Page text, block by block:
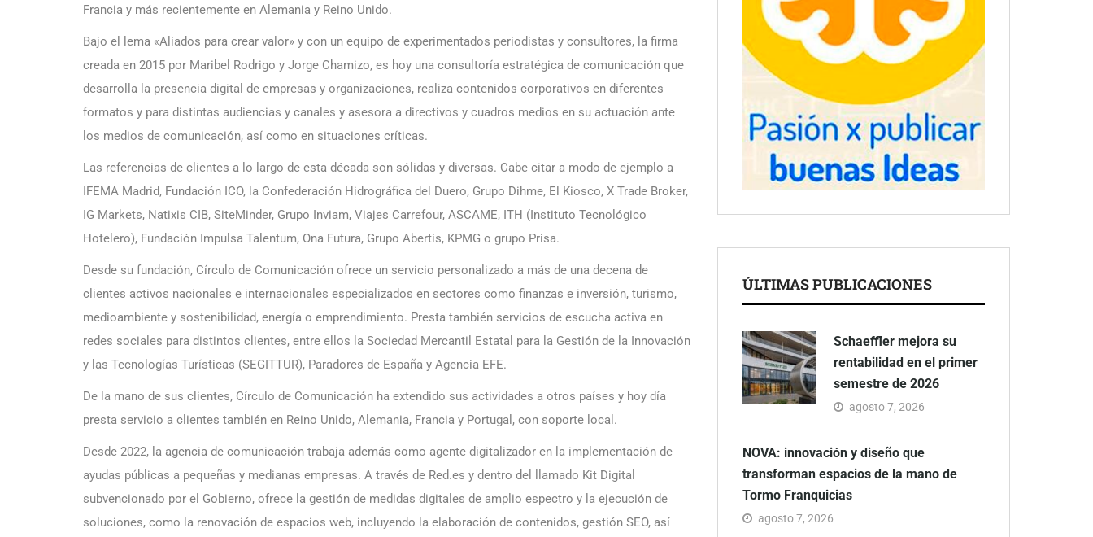
Francia y más recientemente en Alemania y Reino Unido.
Bajo el lema «Aliados para crear valor» y con un equipo de experimentados periodistas y consultores, la firma
creada en 2015 por Maribel Rodrigo y Jorge Chamizo, es hoy una consultoría estratégica de comunicación que
desarrolla la presencia digital de empresas y organizaciones, realiza contenidos corporativos en diferentes
formatos y para distintas audiencias y canales y asesora a directivos y cuadros medios en su actuación ante
los medios de comunicación, así como en situaciones críticas.
Las referencias de clientes a lo largo de esta década son sólidas y diversas. Cabe citar a modo de ejemplo a
IFEMA Madrid, Fundación ICO, la Confederación Hidrográfica del Duero, Grupo Dihme, El Kiosco, X Trade Broker,
IG Markets, Natixis CIB, SiteMinder, Grupo Inviam, Viajes Carrefour, ASCAME, ITH (Instituto Tecnológico
Hotelero), Fundación Impulsa Talentum, Ona Futura, Grupo Abertis, KPMG o grupo Prisa.
Desde su fundación, Círculo de Comunicación ofrece un servicio personalizado a más de una decena de
clientes activos nacionales e internacionales especializados en sectores como finanzas e inversión, turismo,
medioambiente y sostenibilidad, energía o emprendimiento. Presta también servicios de escucha activa en
redes sociales para distintos clientes, entre ellos la Sociedad Mercantil Estatal para la Gestión de la Innovación
y las Tecnologías Turísticas (SEGITTUR), Paradores de España y Agencia EFE.
De la mano de sus clientes, Círculo de Comunicación ha extendido sus actividades a otros países y hoy día
presta servicio a clientes también en Reino Unido, Alemania, Francia y Portugal, con soporte local.
Desde 2022, la agencia de comunicación trabaja además como agente digitalizador en la implementación de
ayudas públicas a pequeñas y medianas empresas. A través de Red.es y dentro del llamado Kit Digital
subvencionado por el Gobierno, ofrece la gestión de medidas digitales de amplio espectro y la ejecución de
soluciones, como la renovación de espacios web, incluyendo la elaboración de contenidos, gestión SEO, así
ÚLTIMAS PUBLICACIONES
Schaeffler mejora su
rentabilidad en el primer
semestre de 2026
agosto 7, 2026
NOVA: innovación y diseño que
transforman espacios de la mano de
Tormo Franquicias
agosto 7, 2026